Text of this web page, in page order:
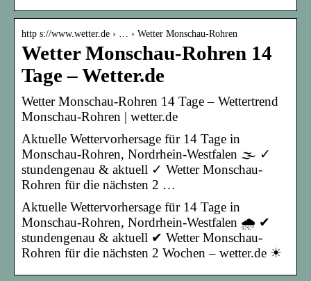
http s://www.wetter.de › … › Wetter Monschau-Rohren
Wetter Monschau-Rohren 14
Tage – Wetter.de
Wetter Monschau-Rohren 14 Tage – Wettertrend
Monschau-Rohren | wetter.de
Aktuelle Wettervorhersage für 14 Tage in
Monschau-Rohren, Nordrhein-Westfalen 🌫️ ✓
stundengenau & aktuell ✓ Wetter Monschau-
Rohren für die nächsten 2 …
Aktuelle Wettervorhersage für 14 Tage in
Monschau-Rohren, Nordrhein-Westfalen 🌧️ ✔
stundengenau & aktuell ✔ Wetter Monschau-
Rohren für die nächsten 2 Wochen – wetter.de ☀